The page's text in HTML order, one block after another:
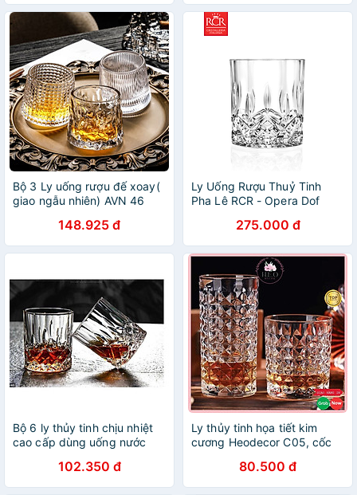
Tinh Khiết Cao, Siêu Trong
Bộ 3 Ly uống rượu đế xoay(
giao ngẫu nhiên) AVN 46
148.925 đ
Ly Uống Rượu Thuỷ Tinh
Pha Lê RCR - Opera Dof
275.000 đ
Bộ 6 ly thủy tinh chịu nhiệt
cao cấp dùng uống nước
102.350 đ
Ly thủy tinh họa tiết kim
cương Heodecor C05, cốc
80.500 đ